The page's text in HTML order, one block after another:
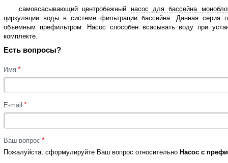
самовсасывающий центробежный насос для бассейна
циркуляции воды в системе фильтрации бассейна. Данная
объемным префильтром. Насос способен всасывать воду при
комплекте.
Есть вопросы?
Имя *
E-mail *
Ваш вопрос *
Пожалуйста, сформулируйте Ваш вопрос относительно Насос с